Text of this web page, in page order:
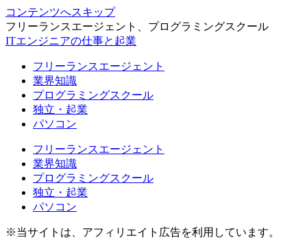
コンテンツへスキップ
フリーランスエージェント、プログラミングスクール
ITエンジニアの仕事と起業
フリーランスエージェント
業界知識
プログラミングスクール
独立・起業
パソコン
フリーランスエージェント
業界知識
プログラミングスクール
独立・起業
パソコン
※当サイトは、アフィリエイト広告を利用しています。